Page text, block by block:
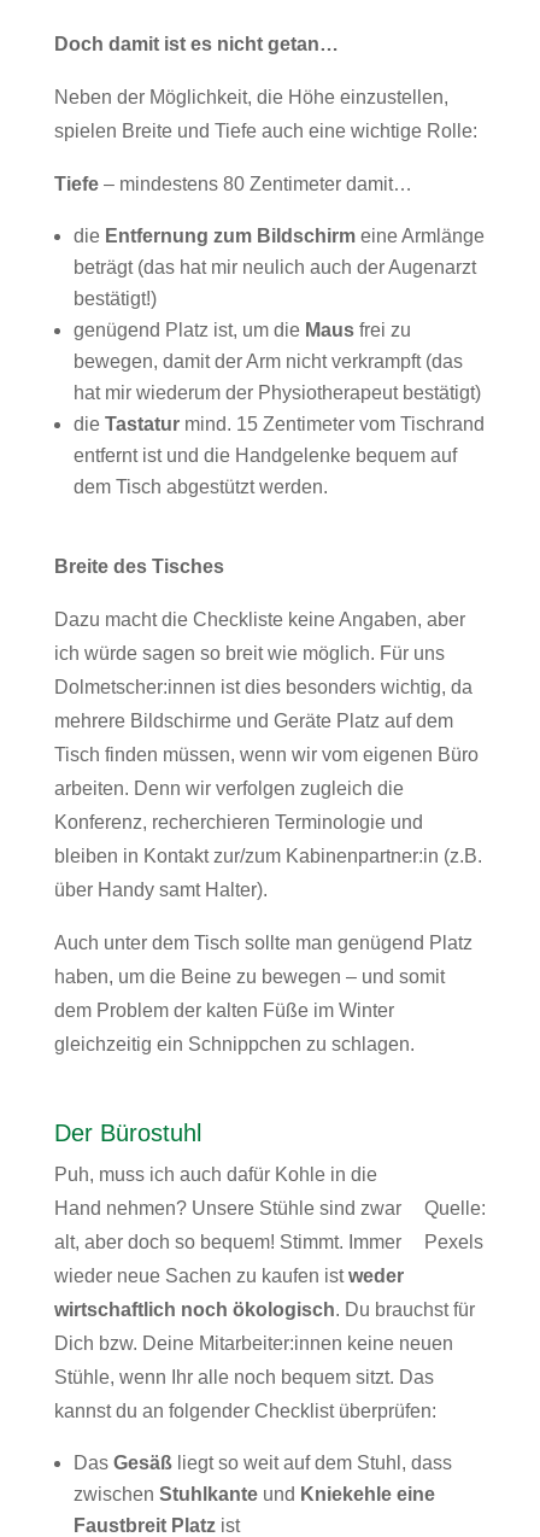
Doch damit ist es nicht getan…
Neben der Möglichkeit, die Höhe einzustellen,
spielen Breite und Tiefe auch eine wichtige Rolle:
Tiefe – mindestens 80 Zentimeter damit…
die Entfernung zum Bildschirmeine Armlänge
beträgt (das hat mir neulich auch der Augenarzt
bestätigt!)
genügend Platz ist, um die Maus frei zu
bewegen, damit der Arm nicht verkrampft (das
hat mir wiederum der Physiotherapeut bestätigt)
die Tastatur mind. 15 Zentimeter vom Tischrand
entfernt ist und die Handgelenke bequem auf
dem Tisch abgestützt werden.
Breite des Tisches
Dazu macht die Checkliste keine Angaben, aber
ich würde sagen so breit wie möglich. Für uns
Dolmetscher:innen ist dies besonders wichtig, da
mehrere Bildschirme und Geräte Platz auf dem
Tisch finden müssen, wenn wir vom eigenen Büro
arbeiten. Denn wir verfolgen zugleich die
Konferenz, recherchieren Terminologie und
bleiben in Kontakt zur/zum Kabinenpartner:in (z.B.
über Handy samt Halter).
Auch unter dem Tisch sollte man genügend Platz
haben, um die Beine zu bewegen – und somit
dem Problem der kalten Füße im Winter
gleichzeitig ein Schnippchen zu schlagen.
Der Bürostuhl
Quelle:
Pexels
Puh, muss ich auch dafür Kohle in die
Hand nehmen? Unsere Stühle sind zwar
alt, aber doch so bequem! Stimmt. Immer
wieder neue Sachen zu kaufen istweder
wirtschaftlich noch ökologisch. Du brauchst für
Dich bzw. Deine Mitarbeiter:innen keine neuen
Stühle, wenn Ihr alle noch bequem sitzt. Das
kannst du an folgender Checklist überprüfen:
Das Gesäß liegt so weit auf dem Stuhl, dass
zwischen Stuhlkanteund Kniekehle eine
Faustbreit Platzist